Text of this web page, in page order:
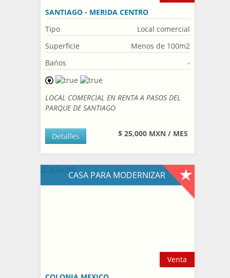
SANTIAGO - MERIDA CENTRO
Tipo
Local comercial
Superficie
Menos de 100m2
Bańos
-
LOCAL COMERCIAL EN RENTA A PASOS DEL
PARQUE DE SANTIAGO
$ 25,000 MXN / MES
Detalles
CASA PARA MODERNIZAR
Venta